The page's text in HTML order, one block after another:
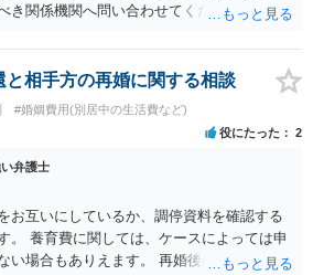
き関係機関へ問い合わせてください。
相手方の再婚に関する相談
#婚姻費用(別居中の生活費など)
役にたった 2
弁護士
お互いにしているか、調停資料を確認する
。 養育費に関しては、ケースによっては申
い場合もありえます。 再婚後の相手方の行